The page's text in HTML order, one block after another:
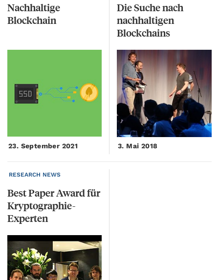
Nachhaltige
Blockchain
23. September 2021
Die Suche nach
nachhaltigen
Blockchains
3. Mai 2018
RESEARCH NEWS
Best Paper Award für
Kryptographie-
Experten